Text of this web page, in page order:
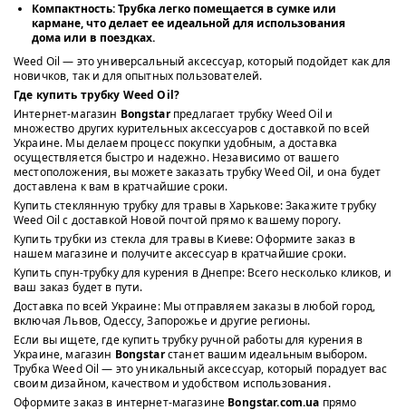
Компактность:Трубка легко помещается в сумке или
кармане, что делает ее идеальной для использования
дома или в поездках.
Weed Oil — это универсальный аксессуар, который подойдет как для
новичков, так и для опытных пользователей.
Где купить трубку Weed Oil?
Интернет-магазин Bongstarпредлагает трубку Weed Oil и
множество других курительных аксессуаров с доставкой по всей
Украине. Мы делаем процесс покупки удобным, а доставка
осуществляется быстро и надежно. Независимо от вашего
местоположения, вы можете заказать трубку Weed Oil, и она будет
доставлена к вам в кратчайшие сроки.
Купить стеклянную трубку для травы в Харькове: Закажите трубку
Weed Oil с доставкой Новой почтой прямо к вашему порогу.
Купить трубки из стекла для травы в Киеве: Оформите заказ в
нашем магазине и получите аксессуар в кратчайшие сроки.
Купить спун-трубку для курения в Днепре: Всего несколько кликов, и
ваш заказ будет в пути.
Доставка по всей Украине: Мы отправляем заказы в любой город,
включая Львов, Одессу, Запорожье и другие регионы.
Если вы ищете, где купить трубку ручной работы для курения в
Украине, магазин Bongstarстанет вашим идеальным выбором.
Трубка Weed Oil — это уникальный аксессуар, который порадует вас
своим дизайном, качеством и удобством использования.
Оформите заказ в интернет-магазине Bongstar.com.ua прямо